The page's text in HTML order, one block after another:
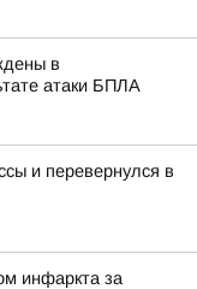
в
атаки БПЛА
и перевернулся в
инфаркта за